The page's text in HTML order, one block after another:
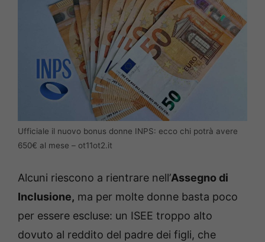
Ufficiale il nuovo bonus donne INPS: ecco chi potrà avere
650€ al mese – ot11ot2.it
Alcuni riescono a rientrare nell’Assegno di
Inclusione, ma per molte donne basta poco
per essere escluse: un ISEE troppo alto
dovuto al reddito del padre dei figli, che